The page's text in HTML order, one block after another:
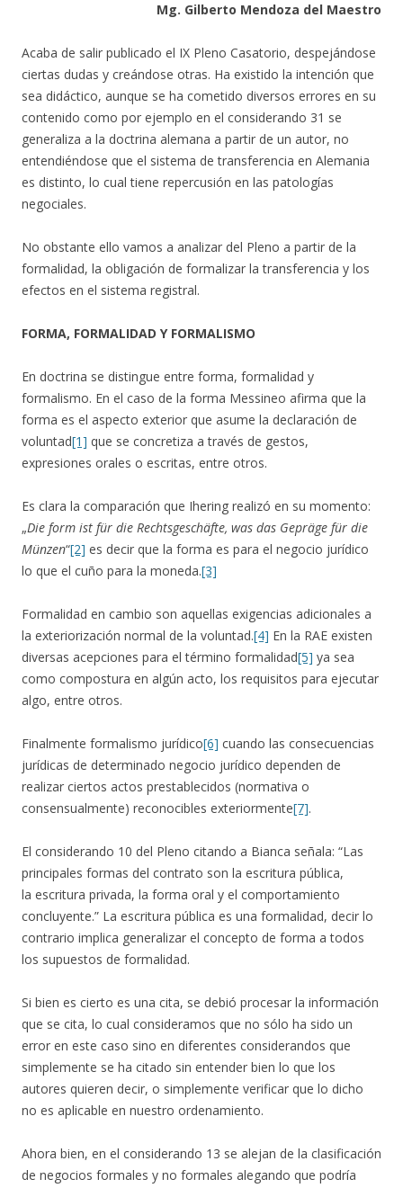
Mg. Gilberto Mendoza del Maestro
Acaba de salir publicado el IX Pleno Casatorio, despejándose
ciertas dudas y creándose otras. Ha existido la intención que
sea didáctico, aunque se ha cometido diversos errores en su
contenido como por ejemplo en el considerando 31 se
generaliza a la doctrina alemana a partir de un autor, no
entendiéndose que el sistema de transferencia en Alemania
es distinto, lo cual tiene repercusión en las patologías
negociales.
No obstante ello vamos a analizar del Pleno a partir de la
formalidad, la obligación de formalizar la transferencia y los
efectos en el sistema registral.
FORMA, FORMALIDAD Y FORMALISMO
En doctrina se distingue entre forma, formalidad y
formalismo. En el caso de la forma Messineo afirma que la
forma es el aspecto exterior que asume la declaración de
voluntad[1] que se concretiza a través de gestos,
expresiones orales o escritas, entre otros.
Es clara la comparación que Ihering realizó en su momento:
„Die form ist für die Rechtsgeschäfte, was das Gepräge für die
Münzen“[2] es decir que la forma es para el negocio jurídico
lo que el cuño para la moneda.[3]
Formalidad en cambio son aquellas exigencias adicionales a
la exteriorización normal de la voluntad.[4] En la RAE existen
diversas acepciones para el término formalidad[5] ya sea
como compostura en algún acto, los requisitos para ejecutar
algo, entre otros.
Finalmente formalismo jurídico[6] cuando las consecuencias
jurídicas de determinado negocio jurídico dependen de
realizar ciertos actos prestablecidos (normativa o
consensualmente) reconocibles exteriormente[7].
El considerando 10 del Pleno citando a Bianca señala: “Las
principales formas del contrato son la escritura pública,
la escritura privada, la forma oral y el comportamiento
concluyente.” La escritura pública es una formalidad, decir lo
contrario implica generalizar el concepto de forma a todos
los supuestos de formalidad.
Si bien es cierto es una cita, se debió procesar la información
que se cita, lo cual consideramos que no sólo ha sido un
error en este caso sino en diferentes considerandos que
simplemente se ha citado sin entender bien lo que los
autores quieren decir, o simplemente verificar que lo dicho
no es aplicable en nuestro ordenamiento.
Ahora bien, en el considerando 13 se alejan de la clasificación
de negocios formales y no formales alegando que podría